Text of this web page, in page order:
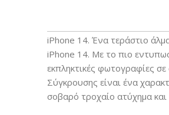
iPhone 14. Ένα τεράστιο
iPhone 14. Με το πιο
εκπληκτικές φωτογραφίες
Σύγκρουσης είναι ένα
σοβαρό τροχαίο ατύχημα και